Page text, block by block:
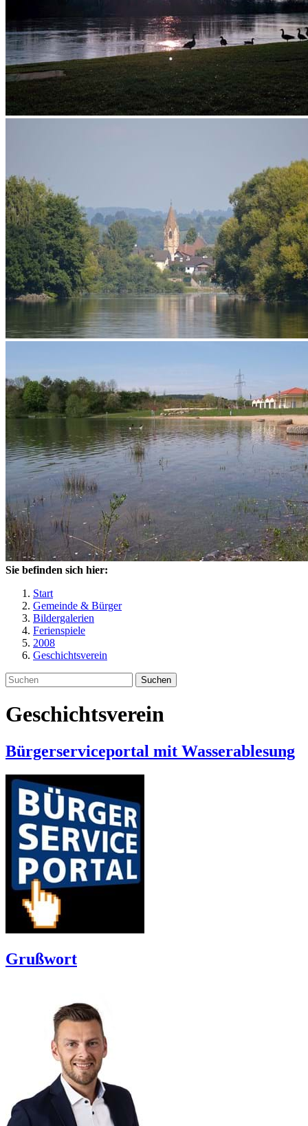
Sie befinden sich hier:
Start
Gemeinde & Bürger
Bildergalerien
Ferienspiele
2008
Geschichtsverein
Suchen
Geschichtsverein
Bürgerserviceportal mit Wasserablesung
Grußwort